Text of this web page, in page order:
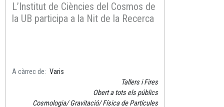
L’Institut de Ciències del Cosmos de
la UB participa a la Nit de la Recerca
A càrrec de
Varis
Tallers i Fires
Obert a tots els públics
Cosmologia Gravitació Física de Partícules